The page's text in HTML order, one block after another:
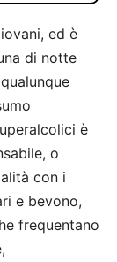
ed è
di notte
è
o
con i
e bevono,
frequentano